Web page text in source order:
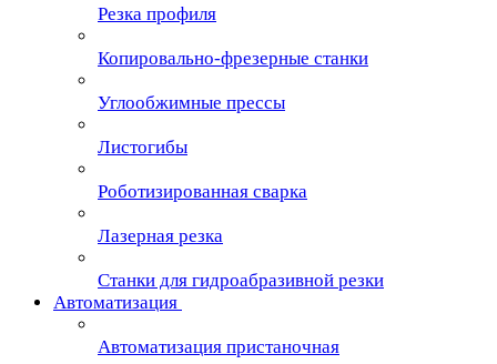
Резка профиля
Копировально-фрезерные станки
Углообжимные прессы
Листогибы
Роботизированная сварка
Лазерная резка
Станки для гидроабразивной резки
Автоматизация
Автоматизация пристаночная